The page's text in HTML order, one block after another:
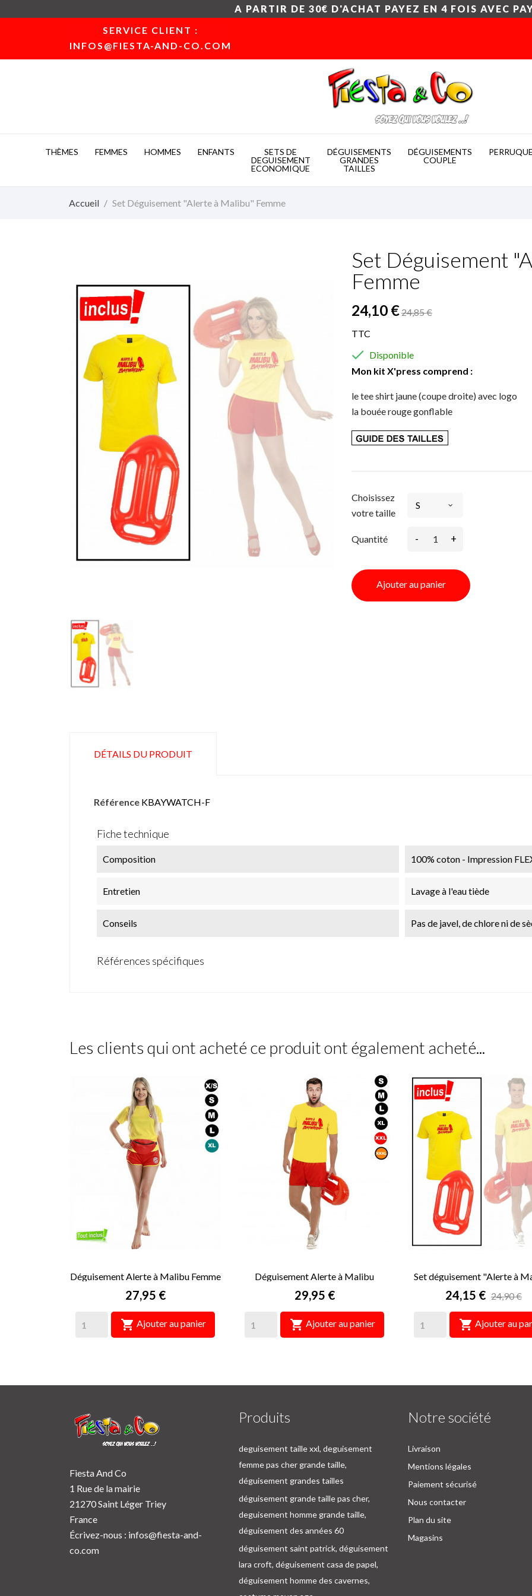
A PARTIR DE 30€ D'ACHAT PAYEZ EN 4 FOIS AVEC
SERVICE CLIENT :
INFOS@FIESTA-AND-CO.COM
THÈMES FEMMES HOMMES ENFANTS
SETS DE
DEGUISEMENT
ECONOMIQUE
DÉGUISEMENTS
GRANDES
TAILLES
DÉGUISEMENTS
COUPLE
Accueil Set Déguisement "Alerte à Malibu" Femme
Set Déguisement
Femme
24,10 €24,85 €
TTC
 Disponible
Mon kit X'press comprend :
le tee shirt jaune (coupe droite) avec logo
la bouée rouge gonflable
Choisissez
votre taille
Quantité - +
Ajouter au panier
DÉTAILS DU PRODUIT
Référence KBAYWATCH-F
Fiche technique
Composition 100% coton - Impression
Entretien Lavage à l'eau tiède
Conseils Pas de javel, de chlore ni de
Références spécifiques
Les clients qui ont acheté ce produit ont également acheté...
Déguisement Alerte à Malibu Femme
Prix
27,95 €
 Ajouter au panier
Déguisement Alerte à Malibu
Homme
Prix
29,95 €
 Ajouter au panier
Set déguisement "Alerte à
Homme
Prix
24,15 € 24,90 €
 Ajouter au
Fiesta And Co
1 Rue de la mairie
21270 Saint Léger Triey
France
Écrivez-nous : infos@fiesta-and-
co.com
Produits
deguisement taille xxl, deguisement
femme pas cher grande taille,
déguisement grandes tailles
déguisement grande taille pas cher,
deguisement homme grande taille,
déguisement des années 60
déguisement saint patrick, déguisement
lara croft, déguisement casa de papel,
déguisement homme des cavernes,
Notre société
Livraison
Mentions légales
Paiement sécurisé
Nous contacter
Plan du site
Magasins